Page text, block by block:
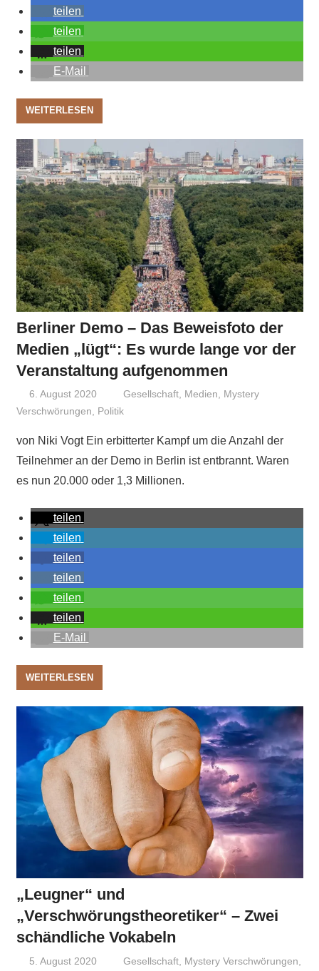
teilen
teilen
teilen
E-Mail
WEITERLESEN
Berliner Demo – Das Beweisfoto der
Medien „lügt“: Es wurde lange vor der
Veranstaltung aufgenommen
6. August 2020 Niki Vogt
Gesellschaft Medien
Mystery
Verschwörungen
Politik
von Niki Vogt Ein erbitterter Kampf um die Anzahl der
Teilnehmer an der Demo in Berlin ist entbrannt. Waren
es nun 20.000 oder 1,3 Millionen.
teilen
teilen
teilen
teilen
teilen
teilen
E-Mail
WEITERLESEN
„Leugner“ und
„Verschwörungstheoretiker“ – Zwei
schändliche Vokabeln
5. August 2020 Niki Vogt
Gesellschaft Mystery Verschwörungen